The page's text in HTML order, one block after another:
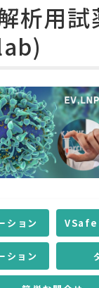
析用試
ション VSafe
ション